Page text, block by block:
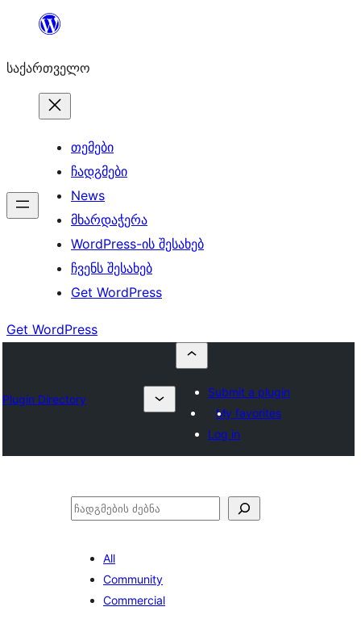
შიგთავსზე
საქართველო
თემები
ჩადგმები
News
მხარდაჭერა
WordPress-ის შესახებ
ჩვენს შესახებ
Get WordPress
Get WordPress
Plugin Directory
Submit a plugin
My favorites
Log in
ძებნა
All
Community
Commercial